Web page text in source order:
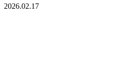
2026.02.17